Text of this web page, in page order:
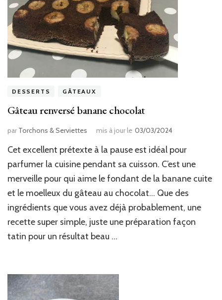
DESSERTS GÂTEAUX
Gâteau renversé banane chocolat
par Torchons & Serviettes mis à jour le 03/03/2024
Cet excellent prétexte à la pause est idéal pour
parfumer la cuisine pendant sa cuisson. C’est une
merveille pour qui aime le fondant de la banane cuite
et le moelleux du gâteau au chocolat… Que des
ingrédients que vous avez déjà probablement, une
recette super simple, juste une préparation façon
tatin pour un résultat beau …